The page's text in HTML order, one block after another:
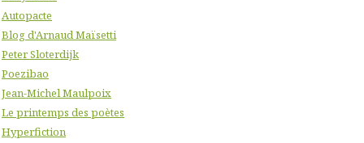
Autopacte
Blog d'Arnaud Maïsetti
Peter Sloterdijk
Poezibao
Jean-Michel Maulpoix
Le printemps des poètes
Hyperfiction